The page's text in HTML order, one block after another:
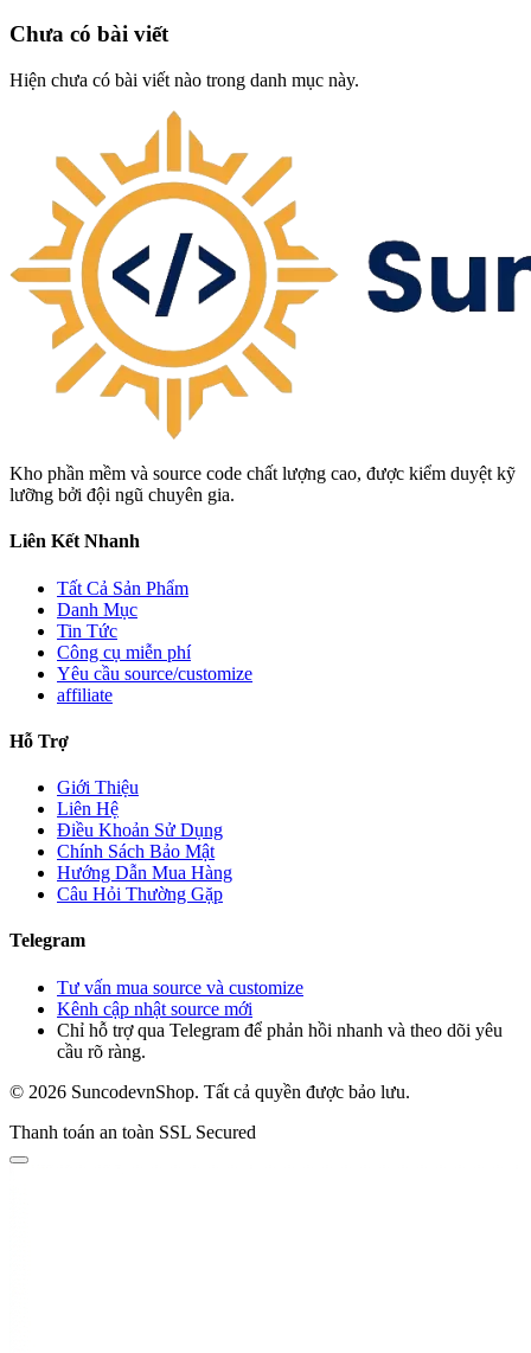
Chưa có bài viết
Hiện chưa có bài viết nào trong danh mục này.
Kho phần mềm và source code chất lượng cao, được kiểm duyệt kỹ
lưỡng bởi đội ngũ chuyên gia.
Liên Kết Nhanh
Tất Cả Sản Phẩm
Danh Mục
Tin Tức
Công cụ miễn phí
Yêu cầu source/customize
affiliate
Hỗ Trợ
Giới Thiệu
Liên Hệ
Điều Khoản Sử Dụng
Chính Sách Bảo Mật
Hướng Dẫn Mua Hàng
Câu Hỏi Thường Gặp
Telegram
Tư vấn mua source và customize
Kênh cập nhật source mới
Chỉ hỗ trợ qua Telegram để phản hồi nhanh và theo dõi yêu
cầu rõ ràng.
© 2026 SuncodevnShop. Tất cả quyền được bảo lưu.
Thanh toán an toàn SSL Secured